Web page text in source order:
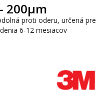
200μm
proti oderu, určená pre
6-12 mesiacov